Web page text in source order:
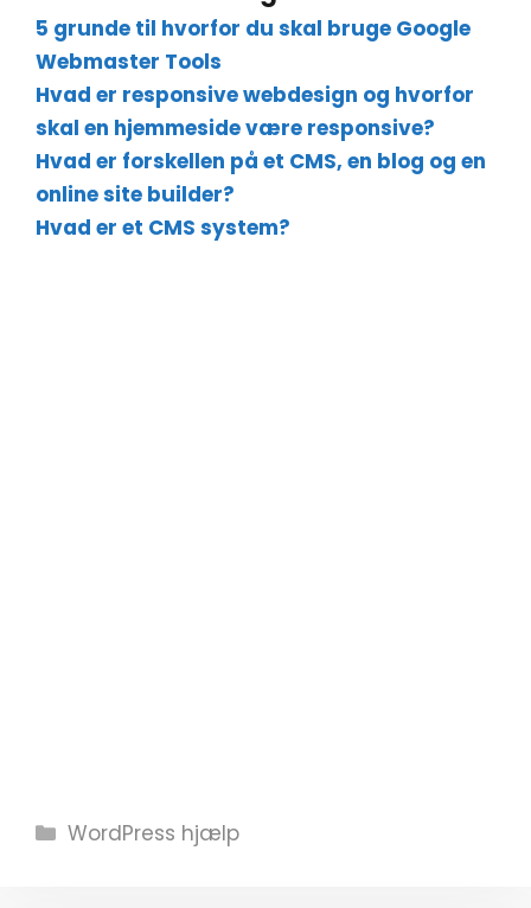
5 grunde til hvorfor du skal bruge Google
Webmaster Tools
Hvad er responsive webdesign og hvorfor
skal en hjemmeside være responsive?
Hvad er forskellen på et CMS, en blog og en
online site builder?
Hvad er et CMS system?
Kategorier
WordPress hjælp